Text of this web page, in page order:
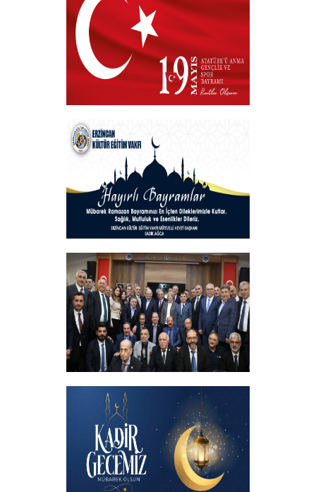
+
VAKIF BAŞKANIMIZDAN 19 MAYIS
MESAJI
+
Hayırlı Bayramlar
+
İftar programında başbakanımızın
katılımıyla hemşehrilerimizle buluştuk
+